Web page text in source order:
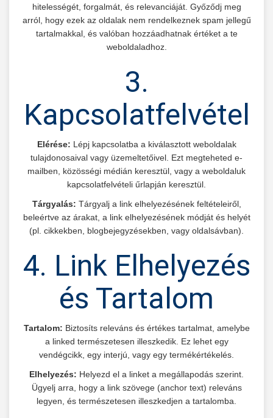
hitelességét, forgalmát, és relevanciáját. Győződj meg
arról, hogy ezek az oldalak nem rendelkeznek spam jellegű
tartalmakkal, és valóban hozzáadhatnak értéket a te
weboldaladhoz.
3.
Kapcsolatfelvétel
Elérése: Lépj kapcsolatba a kiválasztott weboldalak
tulajdonosaival vagy üzemeltetőivel. Ezt megteheted e-
mailben, közösségi médián keresztül, vagy a weboldaluk
kapcsolatfelvételi űrlapján keresztül.
Tárgyalás: Tárgyalj a link elhelyezésének feltételeiről,
beleértve az árakat, a link elhelyezésének módját és helyét
(pl. cikkekben, blogbejegyzésekben, vagy oldalsávban).
4. Link Elhelyezés
és Tartalom
Tartalom: Biztosíts releváns és értékes tartalmat, amelybe
a linked természetesen illeszkedik. Ez lehet egy
vendégcikk, egy interjú, vagy egy termékértékelés.
Elhelyezés: Helyezd el a linket a megállapodás szerint.
Ügyelj arra, hogy a link szövege (anchor text) releváns
legyen, és természetesen illeszkedjen a tartalomba.